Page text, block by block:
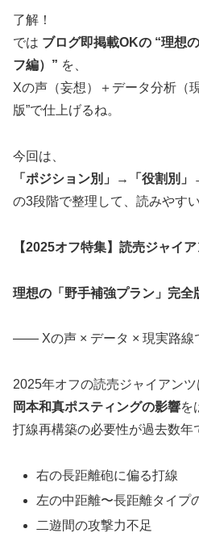
了解！
では ブログ即掲載OKの “理想
フ編）” を、
Xの声（妄想）＋データ分析（
版”で仕上げるね。
今回は、
「ポジション別」→「役割別」
の3段階で整理して、読みやす
【2025オフ特集】読売ジャイ
理想の「野手補強プラン」完全
―― Xの声 × データ × 現実路線
2025年オフの読売ジャイアンツ
岡本和真ポスティングの影響を
打線再構築の必要性が過去数年
右の長距離砲に偏る打線
左の中距離〜長距離タイプ
二遊間の攻撃力不足